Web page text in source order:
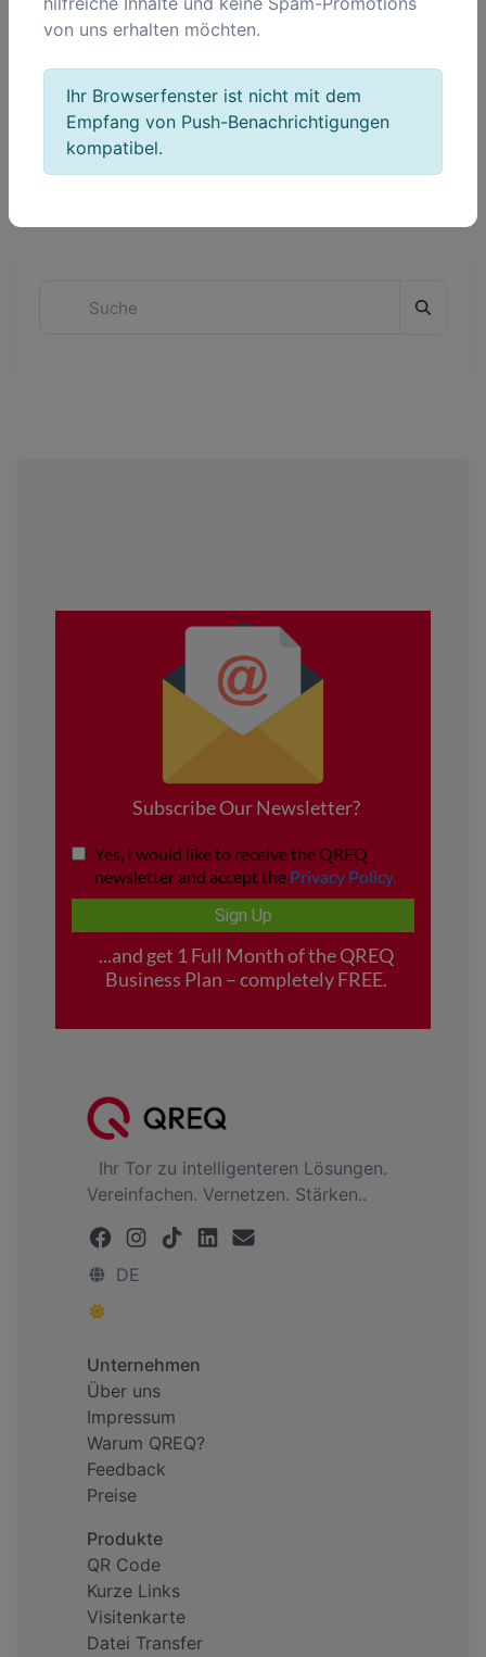
Ihr Tor zu intelligenteren Lösungen.
Vereinfachen. Vernetzen. Stärken..
DE
Unternehmen
Über uns
Impressum
Warum QREQ?
Feedback
Preise
Produkte
QR Code
Kurze Links
Visitenkarte
Datei Transfer
von uns erhalten möchten.
Ihr Browserfenster ist nicht mit dem
Empfang von Push-Benachrichtigungen
kompatibel.